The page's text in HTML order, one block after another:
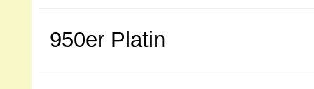
950er Platin